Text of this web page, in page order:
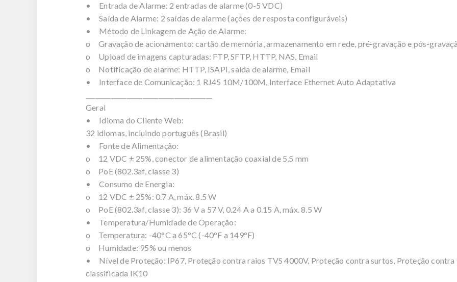
• Entrada de Alarme: 2 entradas de alarme (0-5 VDC)
• Saída de Alarme: 2 saídas de alarme (ações de resposta configuráveis)
• Método de Linkagem de Ação de Alarme:
o Gravação de acionamento: cartão de memória, armazenamento em rede, pré-gravação e pós-
o Upload de imagens capturadas: FTP, SFTP, HTTP, NAS, Email
o Notificação de alarme: HTTP, ISAPI, saída de alarme, Email
• Interface de Comunicação: 1 RJ45 10M/100M, Interface Ethernet Auto Adaptativa
Geral
• Idioma do Cliente Web:
32 idiomas, incluindo português (Brasil)
• Fonte de Alimentação:
o 12 VDC ± 25%, conector de alimentação coaxial de 5,5 mm
o PoE (802.3af, classe 3)
• Consumo de Energia:
o 12 VDC ± 25%: 0.7 A, máx. 8.5 W
o PoE (802.3af, classe 3): 36 V a 57 V, 0.24 A a 0.15 A, máx. 8.5 W
• Temperatura/Humidade de Operação:
o Temperatura: -40°C a 65°C (-40°F a 149°F)
o Humidade: 95% ou menos
• Nível de Proteção: IP67, Proteção contra raios TVS 4000V, Proteção contra surtos, Proteção contra
classificada IK10